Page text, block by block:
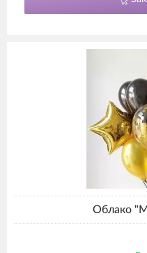
Облако